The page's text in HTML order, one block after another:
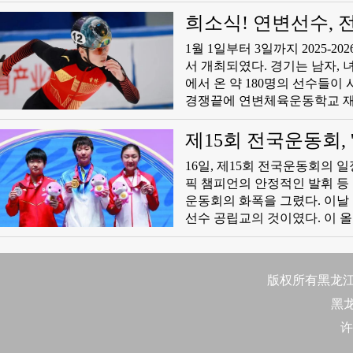
으로 임대되였다. 2019년 2월
적했다. 2024년 1월, 자유신
희소식! 연변선수,
1월 1일부터 3일까지 2025-
서 개최되였다. 경기는 남자,
에서 온 약 180명의 선수들이
경쟁끝에 연변체육운동학교
자 5000m 계주에서 금메달 2
제15회 전국운동회
16일, 제15회 전국운동회의
픽 챔피언의 안정적인 발휘
운동회의 화폭을 그렸다. 이날 륙상경기장에서 가장 감동적인 장면은 녀자포환 우승자인 하북성 대표
선수 공립교의 것이였다. 이
성했다. 그는 경기 후 눈물을
녀는 올해 별세한 어머니를
걸친 선수생활에 마침표를
이라고 표명하며 “사랑하기
에서도 은퇴의 장이 펼쳐졌
版权所有黑龙
黑